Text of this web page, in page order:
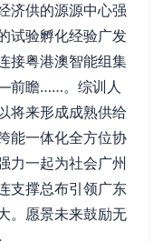
济供的源源中心强
试验孵化经验广发
接粤港澳智能组集
前瞻……。综训人
将来形成成熟供给
能一体化全方位协
力一起为社会广州
支撑总布引领广东
。愿景未来鼓励无